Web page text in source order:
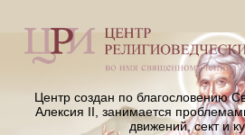
Центр создан по благословению
Алексия II, занимается
движений, сект и